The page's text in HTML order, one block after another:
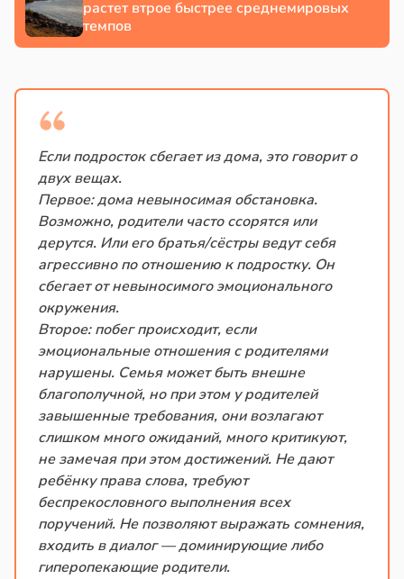
растет втрое быстрее среднемировых
темпов
Если подросток сбегает из дома, это говорит о
двух вещах.
Первое: дома невыносимая обстановка.
Возможно, родители часто ссорятся или
дерутся. Или его братья/сёстры ведут себя
агрессивно по отношению к подростку. Он
сбегает от невыносимого эмоционального
окружения.
Второе: побег происходит, если
эмоциональные отношения с родителями
нарушены. Семья может быть внешне
благополучной, но при этом у родителей
завышенные требования, они возлагают
слишком много ожиданий, много критикуют,
не замечая при этом достижений. Не дают
ребёнку права слова, требуют
беспрекословного выполнения всех
поручений. Не позволяют выражать сомнения,
входить в диалог — доминирующие либо
гиперопекающие родители.